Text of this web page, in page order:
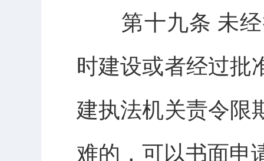
第十九条 未经
时建设或者经过批
建执法机关责令限
难的，可以书面申